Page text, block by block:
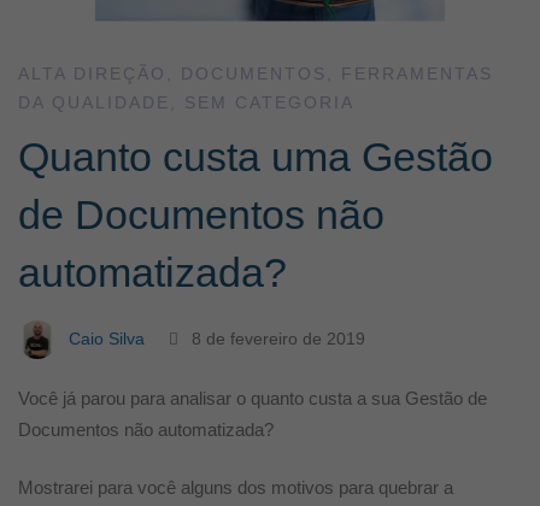
de
Documentos
não
automatizada?
ALTA DIREÇÃO DOCUMENTOS
FERRAMENTAS
DA QUALIDADE
SEM CATEGORIA
Quanto custa uma Gestão
de Documentos não
automatizada?
Caio Silva 8 de fevereiro de 2019
Você já parou para analisar o quanto custa a sua Gestão de
Documentos não automatizada?
Mostrarei para você alguns dos motivos para quebrar a